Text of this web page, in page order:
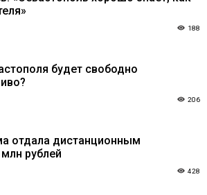
188
будет свободно
206
отдала дистанционным
рублей
428